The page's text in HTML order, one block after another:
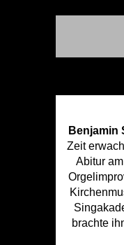
Benjamin
Zeit
Abitur
brachte